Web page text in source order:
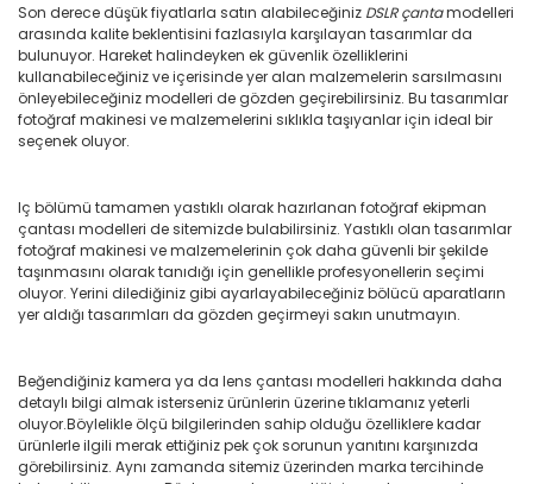
Son derece düşük fiyatlarla satın alabileceğiniz DSLR çantamodelleri
arasında kalite beklentisini fazlasıyla karşılayan tasarımlar da
bulunuyor. Hareket halindeyken ek güvenlik özelliklerini
kullanabileceğiniz ve içerisinde yer alan malzemelerin sarsılmasını
önleyebileceğiniz modelleri de gözden geçirebilirsiniz. Bu tasarımlar
fotoğraf makinesi ve malzemelerini sıklıkla taşıyanlar için ideal bir
seçenek oluyor.
Iç bölümü tamamen yastıklı olarak hazırlanan fotoğraf ekipman
çantası modelleri de sitemizde bulabilirsiniz. Yastıklı olan tasarımlar
fotoğraf makinesi ve malzemelerinin çok daha güvenli bir şekilde
taşınmasını olarak tanıdığı için genellikle profesyonellerin seçimi
oluyor. Yerini dilediğiniz gibi ayarlayabileceğiniz bölücü aparatların
yer aldığı tasarımları da gözden geçirmeyi sakın unutmayın.
Beğendiğiniz kamera ya da lens çantası modelleri hakkında daha
detaylı bilgi almak isterseniz ürünlerin üzerine tıklamanız yeterli
oluyor.Böylelikle ölçü bilgilerinden sahip olduğu özelliklere kadar
ürünlerle ilgili merak ettiğiniz pek çok sorunun yanıtını karşınızda
görebilirsiniz. Aynı zamanda sitemiz üzerinden marka tercihinde